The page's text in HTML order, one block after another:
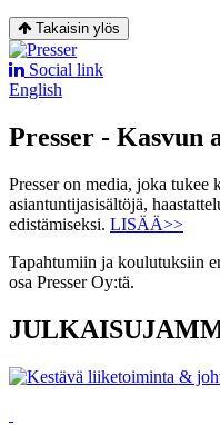
Takaisin ylös
Social link
English
Presser - Kasvun
Presser on media, joka tukee
asiantuntijasisältöjä,
edistämiseksi. LISÄÄ>>
Tapahtumiin ja koulutuksiin
osa Presser Oy:tä.